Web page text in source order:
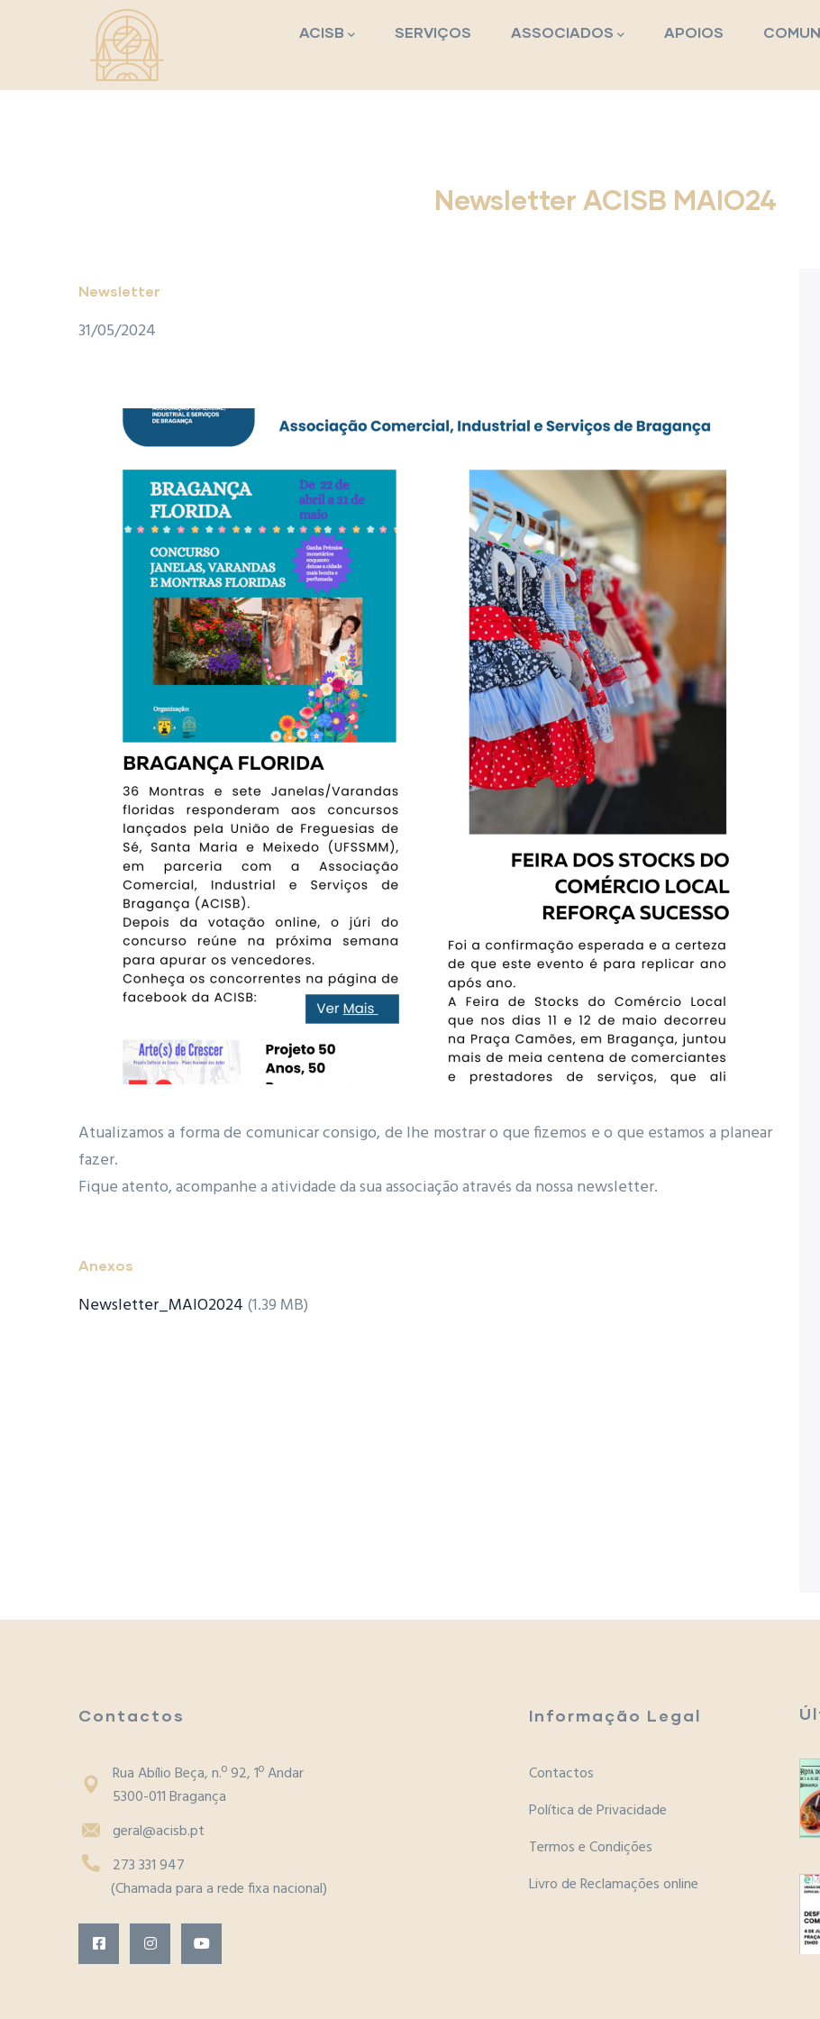
Passar para o conteúdo principal
ACISB SERVIÇOS ASSOCIADOS APOIOS
Newsletter ACISB MAIO24
Newsletter
31/05/2024
Atualizamos a forma de comunicar consigo, de lhe mostrar o que fizemos e o que estamos a planear
fazer.
Fique atento, acompanhe a atividade da sua associação através da nossa newsletter.
Anexos
Newsletter_MAIO2024 (1.39 MB)
Contactos
Rua Abílio Beça, n.º 92, 1º Andar
5300-011 Bragança
geral@acisb.pt
273 331 947
(Chamada para a rede fixa nacional)
Informação Legal
Contactos
Política de Privacidade
Termos e Condições
Livro de Reclamações online